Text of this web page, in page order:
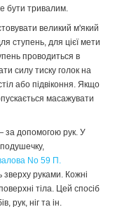
бути тривалим.
великий м'який
ступень, для цієї мети
проводиться в
силу тиску голок на
або підвіконня. Якщо
масажувати
за допомогою рук. У
No 59 П.
зверху руками. Кожні
тіла. Цей спосіб
рук, ніг та ін.